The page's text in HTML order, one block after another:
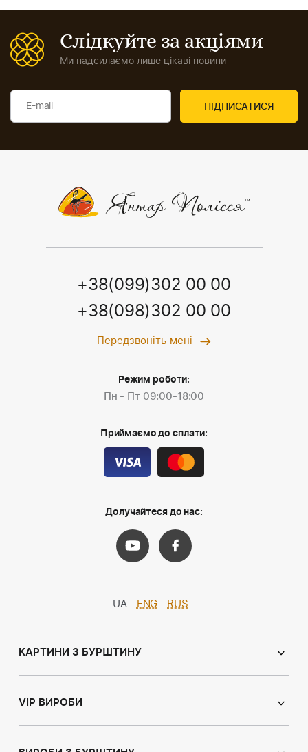
Слідкуйте за акціями
Ми надсилаємо лише цікаві новини
+38(099)302 00 00
+38(098)302 00 00
Передзвоніть мені
Режим роботи:
Пн - Пт 09:00-18:00
Приймаємо до сплати:
Долучайтеся до нас:
UA ENG RUS
КАРТИНИ З БУРШТИНУ
Іменні ікони
VIP ВИРОБИ